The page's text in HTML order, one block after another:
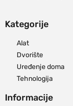
Kategorije
Alat
Dvorište
Uređenje doma
Tehnologija
Informacije